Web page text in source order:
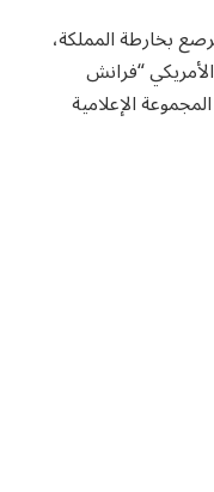
بخارطة المملكة،
“فرانش
الإعلامية